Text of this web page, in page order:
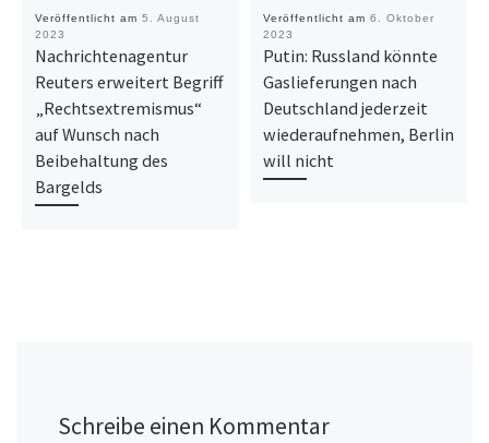
Veröffentlicht am 5. August
2023
Nachrichtenagentur
Reuters erweitert Begriff
„Rechtsextremismus“
auf Wunsch nach
Beibehaltung des
Bargelds
Veröffentlicht am 6. Oktober
2023
Putin: Russland könnte
Gaslieferungen nach
Deutschland jederzeit
wiederaufnehmen, Berlin
will nicht
Schreibe einen Kommentar